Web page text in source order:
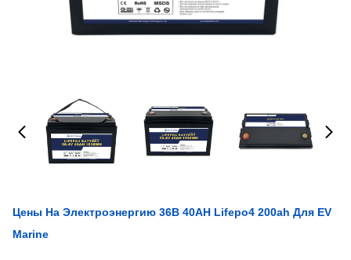
Цены На Электроэнергию 36В 40AH Lifepo4 200ah Для EV
Marine